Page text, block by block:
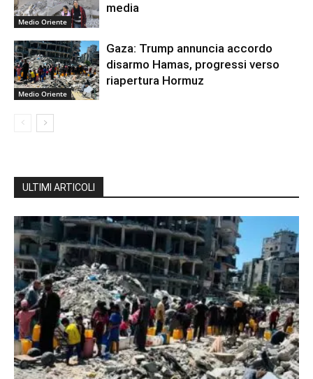
Medio Oriente
media
Medio Oriente
Gaza: Trump annuncia accordo
disarmo Hamas, progressi verso
riapertura Hormuz
ULTIMI ARTICOLI